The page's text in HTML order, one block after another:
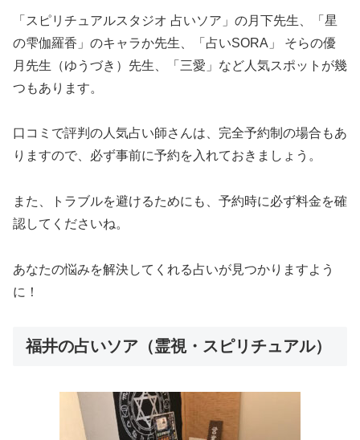
「スピリチュアルスタジオ 占いソア」の月下先生、「星
の雫伽羅香」のキャラか先生、「占いSORA」 そらの優
月先生（ゆうづき）先生、「三愛」など人気スポットが幾
つもあります。
口コミで評判の人気占い師さんは、完全予約制の場合もあ
りますので、必ず事前に予約を入れておきましょう。
また、トラブルを避けるためにも、予約時に必ず料金を確
認してくださいね。
あなたの悩みを解決してくれる占いが見つかりますよう
に！
福井の占いソア（霊視・スピリチュアル）